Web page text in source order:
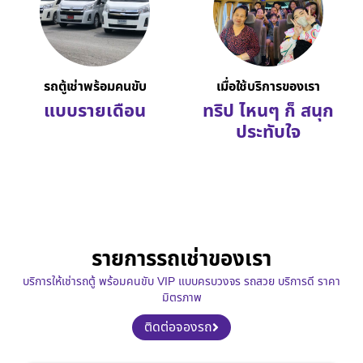
รถตู้เช่าพร้อมคนขับ
แบบรายเดือน
เมื่อใช้บริการของเรา
ทริป ไหนๆ ก็ สนุก
ประทับใจ
รายการรถเช่าของเรา
บริการให้เช่ารถตู้ พร้อมคนขับ VIP แบบครบวงจร รถสวย บริการดี ราคา
มิตรภาพ
ติดต่อจองรถ